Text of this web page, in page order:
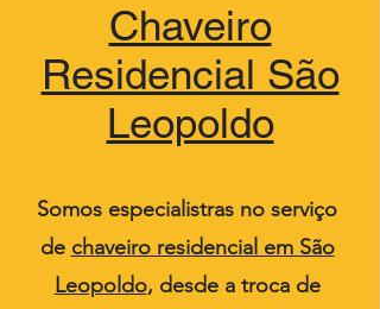
Chaveiro
Residencial São
Leopoldo
Somos especialistras no serviço
de chaveiro residencial em São
Leopoldo, desde a troca de